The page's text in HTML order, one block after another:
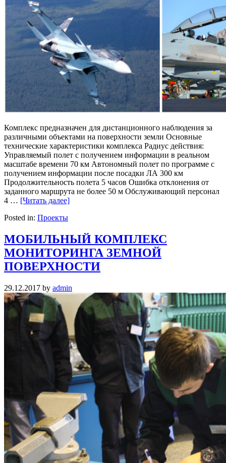
Комплекс предназначен для дистанционного наблюдения за
различными объектами на поверхности земли Основные
технические характеристики комплекса Радиус действия:
Управляемый полет с получением информации в реальном
масштабе времени 70 км Автономный полет по программе с
получением информации после посадки ЛА 300 км
Продолжительность полета 5 часов Ошибка отклонения от
заданного маршрута не более 50 м Обслуживающий персонал
4 … [Читать далее]
Posted in: Проекты
МОБИЛЬНЫЙ КОМПЛЕКС
МОНИТОРИНГА ЗЕМНОЙ
ПОВЕРХНОСТИ
29.12.2017 by admin